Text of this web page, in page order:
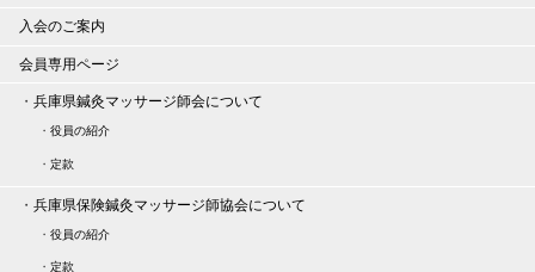
入会のご案内
会員専用ページ
・ 兵庫県鍼灸マッサージ師会について
・ 役員の紹介
・ 定款
・ 兵庫県保険鍼灸マッサージ師協会について
・ 役員の紹介
・ 定款